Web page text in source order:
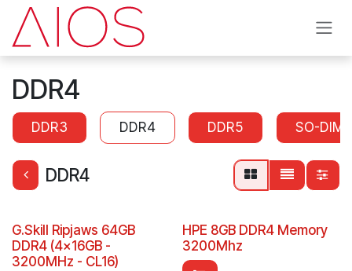
Overslaan naar inhoud
DDR4
DDR3 DDR4 DDR5 SO-
DDR4
G.Skill Ripjaws 64GB
DDR4 (4x16GB -
3200MHz - CL16)
HPE 8GB DDR4 Memory
3200Mhz